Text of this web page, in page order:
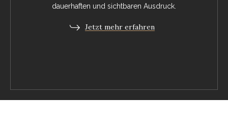
dauerhaften und sichtbaren Ausdruck.
Jetzt mehr erfahren